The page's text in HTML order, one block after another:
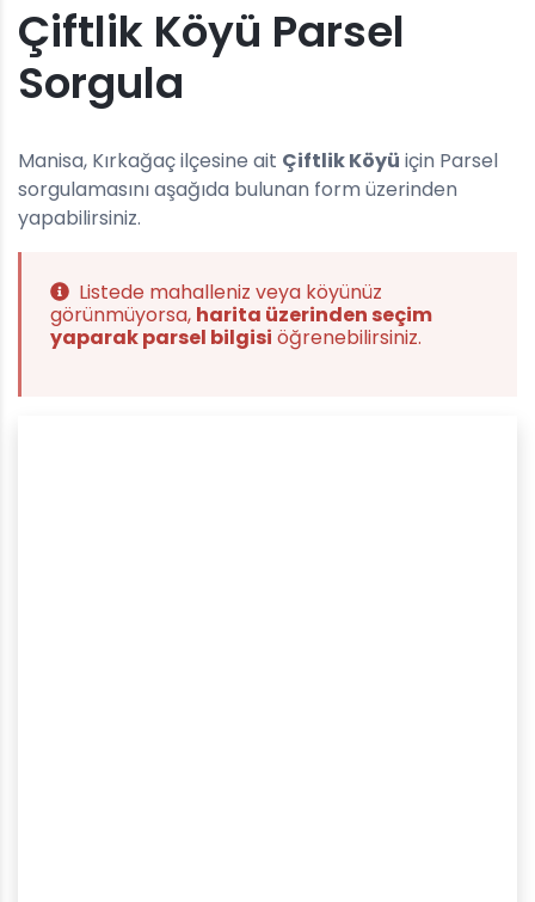
Çiftlik Köyü Parsel
Sorgula
Manisa, Kırkağaç ilçesine ait Çiftlik Köyü için Parsel
sorgulamasını aşağıda bulunan form üzerinden
yapabilirsiniz.
Listede mahalleniz veya köyünüz
görünmüyorsa, harita üzerinden seçim
yaparak parsel bilgisi öğrenebilirsiniz.